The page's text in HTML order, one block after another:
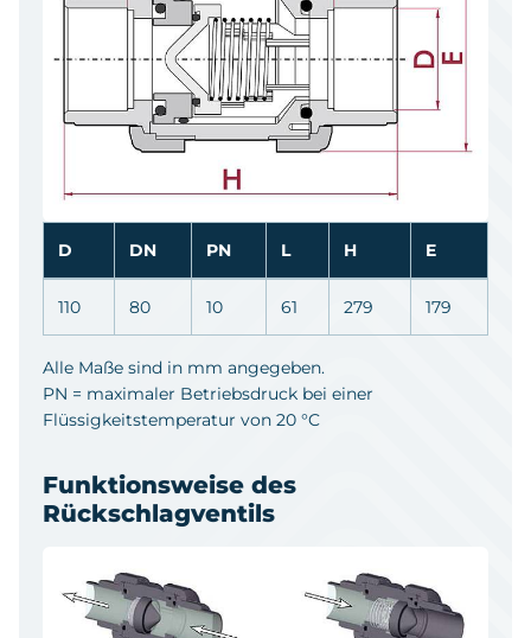
D DN PN L H E
110 80 10 61 279 179
Alle Maße sind in mm angegeben.
PN = maximaler Betriebsdruck bei einer
Flüssigkeitstemperatur von 20 °C
Funktionsweise des
Rückschlagventils